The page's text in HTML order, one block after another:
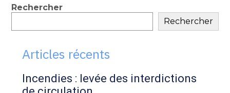
Blog
sidebar
Rechercher
Rechercher
Articles récents
Incendies : levée des interdictions